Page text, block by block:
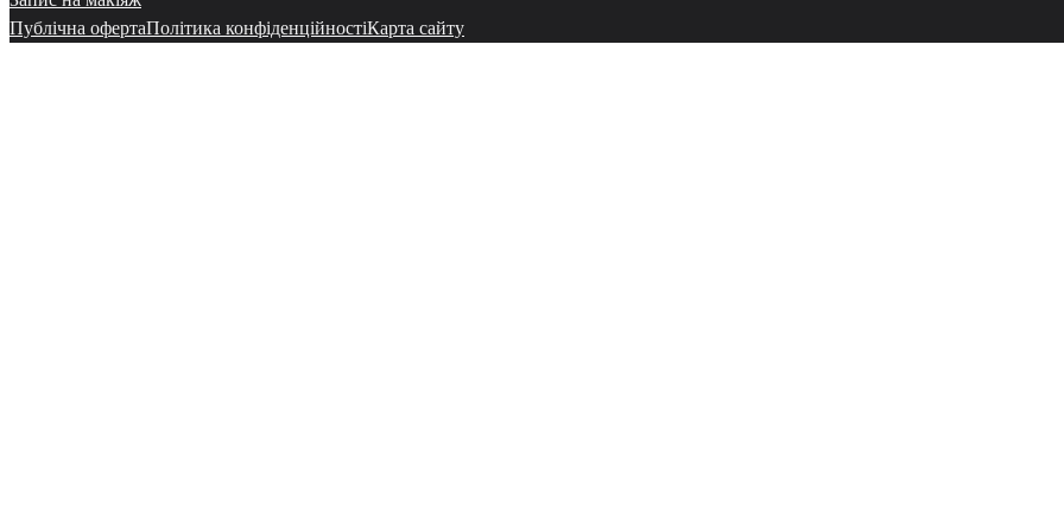
Публічна офертаПолітика конфіденційностіКарта сайту